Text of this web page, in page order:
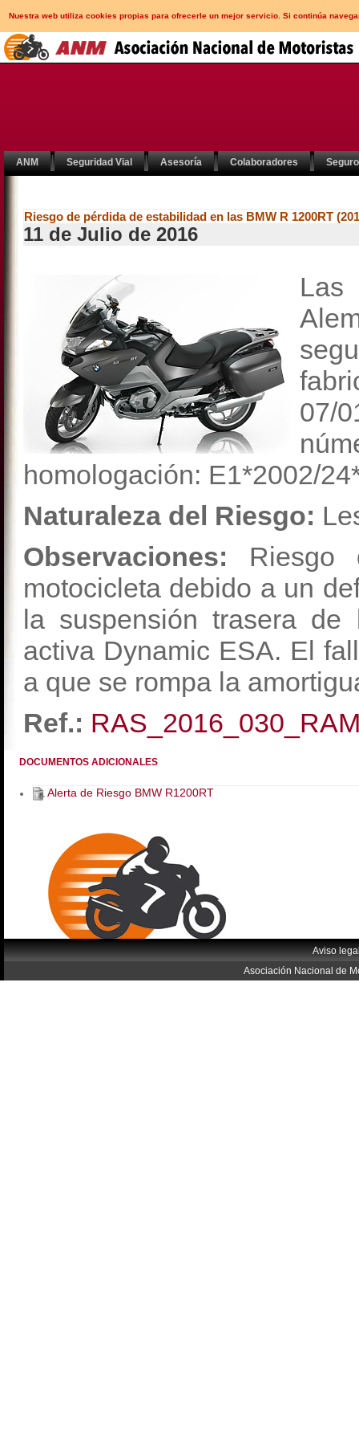
Nuestra web utiliza cookies propias para ofrecerle un mejor servicio. Si continúa
ANM Seguridad Vial Asesoría Colaboradores
Riesgo de pérdida de estabilidad en las BMW R 1200RT
11 de Julio de 2016
Las
07/
homologación: E1*2002/
Naturaleza del Riesgo:
Observaciones: Riesgo
motocicleta debido a un
la suspensión trasera
activa Dynamic ESA. El
a que se rompa la
Ref.:
DOCUMENTOS ADICIONALES
Alerta de Riesgo BMW R1200RT
Aviso
Asociación Nacional de